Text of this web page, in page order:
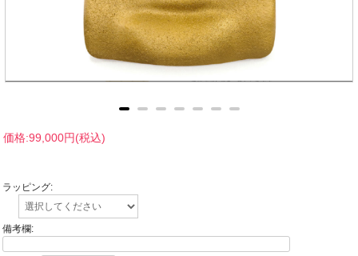
価格:99,000円(税込)
ラッピング:
備考欄: